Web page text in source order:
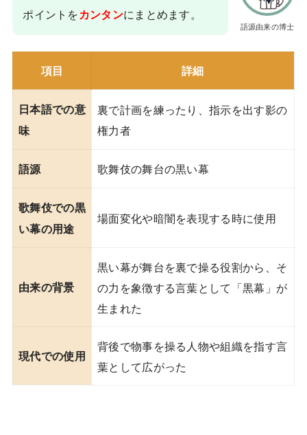
語源由来の博士
ポイントをカンタンにまとめます。
項目 詳細
日本語での意
味
裏で計画を練ったり、指示を出す影の
権力者
語源 歌舞伎の舞台の黒い幕
歌舞伎での黒
い幕の用途
場面変化や暗闇を表現する時に使用
由来の背景
黒い幕が舞台を裏で操る役割から、そ
の力を象徴する言葉として「黒幕」が
生まれた
現代での使用
背後で物事を操る人物や組織を指す言
葉として広がった